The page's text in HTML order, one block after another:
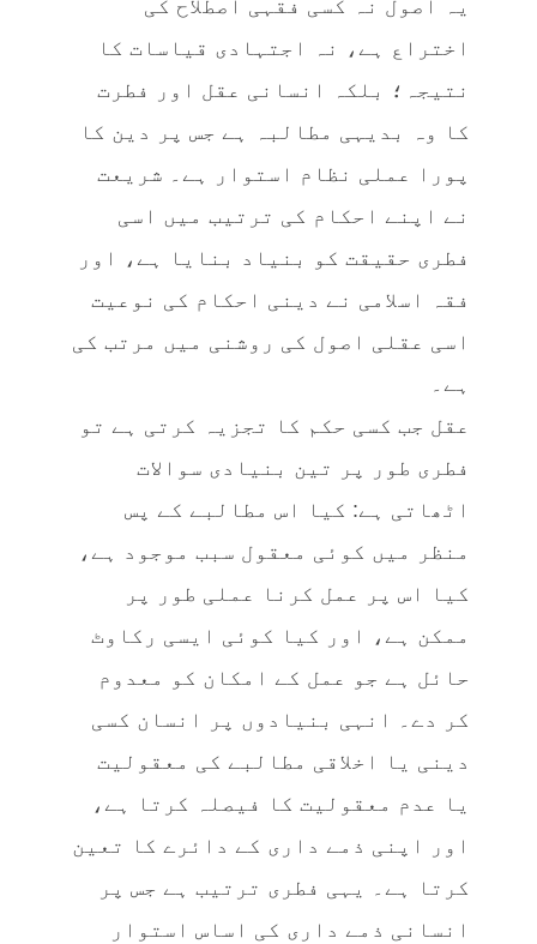
یہ اصول نہ کسی فقہی اصطلاح کی
اختراع ہے، نہ اجتہادی قیاسات کا
نتیجہ؛ بلکہ انسانی عقل اور فطرت
کا وہ بدیہی مطالبہ ہے جس پر دین کا
پورا عملی نظام استوار ہے۔ شریعت
نے اپنے احکام کی ترتیب میں اسی
فطری حقیقت کو بنیاد بنایا ہے، اور
فقہ اسلامی نے دینی احکام کی نوعیت
اسی عقلی اصول کی روشنی میں مرتب کی
ہے۔
عقل جب کسی حکم کا تجزیہ کرتی ہے تو
فطری طور پر تین بنیادی سوالات
اٹھاتی ہے: کیا اس مطالبے کے پس
منظر میں کوئی معقول سبب موجود ہے،
کیا اس پر عمل کرنا عملی طور پر
ممکن ہے، اور کیا کوئی ایسی رکاوٹ
حائل ہے جو عمل کے امکان کو معدوم
کر دے۔ انہی بنیادوں پر انسان کسی
دینی یا اخلاقی مطالبے کی معقولیت
یا عدم معقولیت کا فیصلہ کرتا ہے،
اور اپنی ذمے داری کے دائرے کا تعین
کرتا ہے۔ یہی فطری ترتیب ہے جس پر
انسانی ذمے داری کی اساس استوار